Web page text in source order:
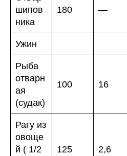
шипов
ника
180 —
Ужин
Рыба
отварн
ая
(судак)
100 16
Рагу из
овоще
й ( 1/2
125 2,6